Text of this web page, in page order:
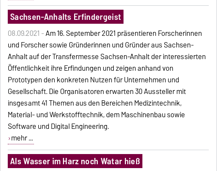
Sachsen-Anhalts Erfindergeist
08.09.2021 -Am 16. September 2021 präsentieren Forscherinnen
und Forscher sowie Gründerinnen und Gründer aus Sachsen-
Anhalt auf der Transfermesse Sachsen-Anhalt der interessierten
Öffentlichkeit ihre Erfindungen und zeigen anhand von
Prototypen den konkreten Nutzen für Unternehmen und
Gesellschaft. Die Organisatoren erwarten 30 Aussteller mit
insgesamt 41 Themen aus den Bereichen Medizintechnik,
Material- und Werkstofftechnik, dem Maschinenbau sowie
Software und Digital Engineering.
mehr ...
Als Wasser im Harz noch Watar hieß